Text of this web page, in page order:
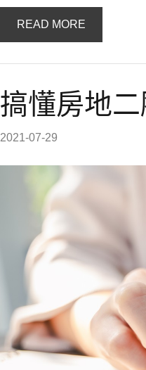
READ MORE
搞懂房地
2021-07-29